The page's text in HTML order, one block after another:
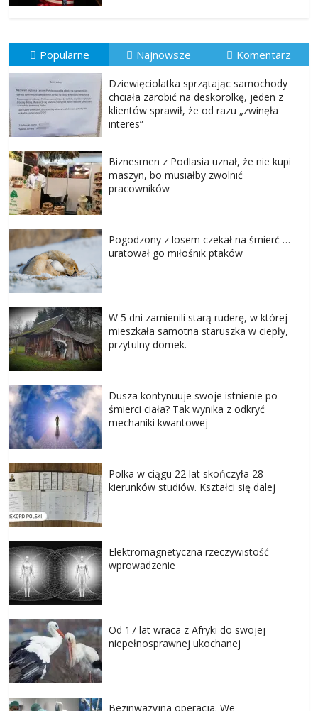
Popularne Najnowsze Komentarz
Dziewięciolatka sprzątając samochody
chciała zarobić na deskorolkę, jeden z
klientów sprawił, że od razu „zwinęła
interes”
Biznesmen z Podlasia uznał, że nie kupi
maszyn, bo musiałby zwolnić
pracowników
Pogodzony z losem czekał na śmierć …
uratował go miłośnik ptaków
W 5 dni zamienili starą ruderę, w której
mieszkała samotna staruszka w ciepły,
przytulny domek.
Dusza kontynuuje swoje istnienie po
śmierci ciała? Tak wynika z odkryć
mechaniki kwantowej
Polka w ciągu 22 lat skończyła 28
kierunków studiów. Kształci się dalej
Elektromagnetyczna rzeczywistość –
wprowadzenie
Od 17 lat wraca z Afryki do swojej
niepełnosprawnej ukochanej
Bezinwazyjna operacja. We